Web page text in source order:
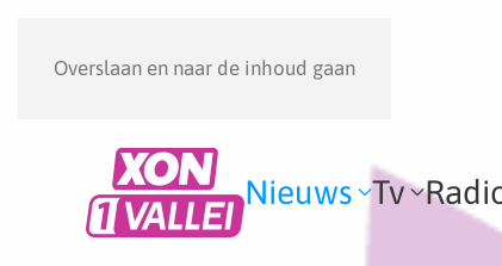
Overslaan en naar de inhoud gaan
Nieuws Tv